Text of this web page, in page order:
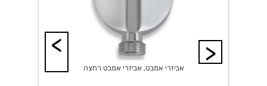
>
אביזרי אמבט, אביזרי אמבט רחצה
<